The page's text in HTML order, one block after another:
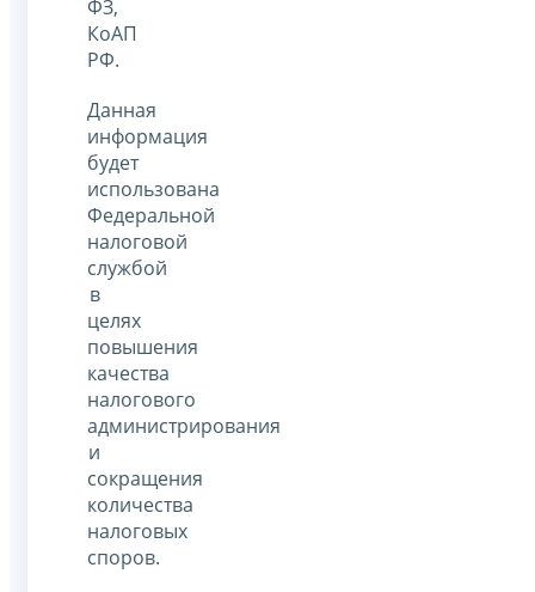
ФЗ,
КоАП
РФ.
Данная
информация
будет
использована
Федеральной
налоговой
службой
в
целях
повышения
качества
налогового
администрирования
и
сокращения
количества
налоговых
споров.